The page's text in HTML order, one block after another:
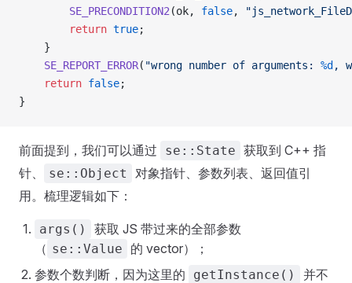
        SE_PRECONDITION2
(ok, false,
        return
true;
    }
    SE_REPORT_ERROR
( "wrong number of arguments: %d,
    return
false;
}
前面提到，我们可以通过 se::State 获取到 C++ 指
针、
se::Object
对象指针、参数列表、返回值引
用。梳理逻辑如下：
args()
获取 JS 带过来的全部参数
（ se::Value
的 vector）；
参数个数判断，因为这里的
getInstance()
并不